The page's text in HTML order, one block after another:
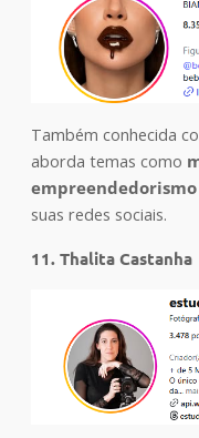
Também conhecida
aborda temas como
suas redes sociais.
11. Thalita Castanha